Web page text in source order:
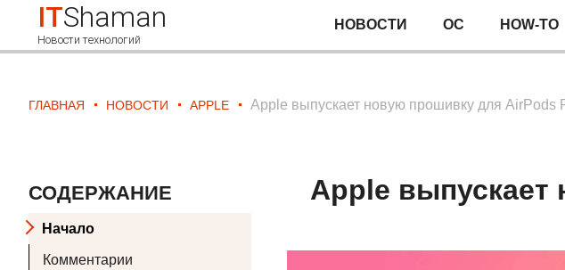
ITShaman
Новости технологий
НОВОСТИ ОС HOW-TO
ГЛАВНАЯ НОВОСТИ APPLE Apple выпускает новую прошивку для AirPods
СОДЕРЖАНИЕ
Начало
Комментарии
Apple